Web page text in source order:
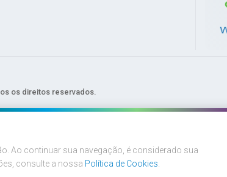
os direitos reservados.
Ao continuar sua navegação, é considerado sua
consulte a nossa Política de Cookies